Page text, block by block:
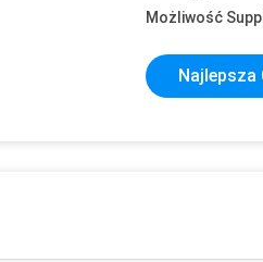
Możliwość
Najlepsza